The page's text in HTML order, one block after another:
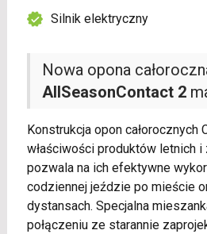
Nowa opona
AllSeasonContact 2
Konstrukcja opon całorocznych
właściwości produktów letnich i
pozwala na ich efektywne
codziennej jeździe po mieście
dystansach. Specjalna
połączeniu ze starannie
Silnik elektryczny